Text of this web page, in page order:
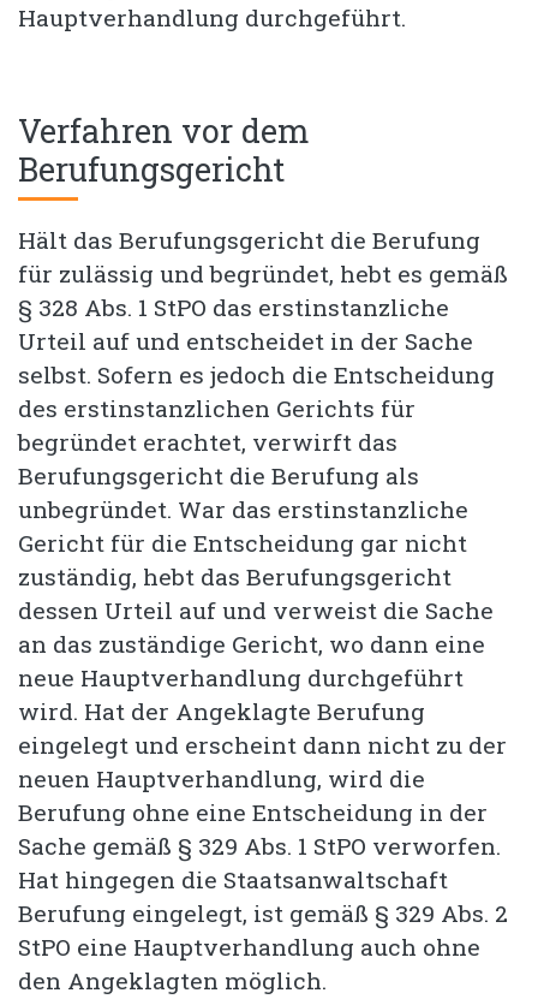
Hauptverhandlung durchgeführt.
Verfahren vor dem
Berufungsgericht
Hält das Berufungsgericht die Berufung
für zulässig und begründet, hebt es gemäß
§ 328 Abs. 1 StPO das erstinstanzliche
Urteil auf und entscheidet in der Sache
selbst. Sofern es jedoch die Entscheidung
des erstinstanzlichen Gerichts für
begründet erachtet, verwirft das
Berufungsgericht die Berufung als
unbegründet. War das erstinstanzliche
Gericht für die Entscheidung gar nicht
zuständig, hebt das Berufungsgericht
dessen Urteil auf und verweist die Sache
an das zuständige Gericht, wo dann eine
neue Hauptverhandlung durchgeführt
wird. Hat der Angeklagte Berufung
eingelegt und erscheint dann nicht zu der
neuen Hauptverhandlung, wird die
Berufung ohne eine Entscheidung in der
Sache gemäß § 329 Abs. 1 StPO verworfen.
Hat hingegen die Staatsanwaltschaft
Berufung eingelegt, ist gemäß § 329 Abs. 2
StPO eine Hauptverhandlung auch ohne
den Angeklagten möglich.